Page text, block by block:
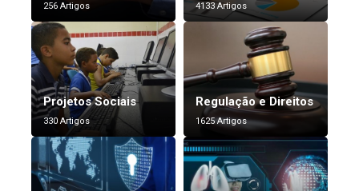
256 Artigos 4133 Artigos
Projetos Sociais
330 Artigos
Regulação e Direitos
1625 Artigos